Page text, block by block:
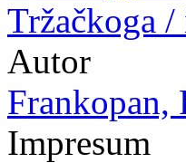
Tržačkoga
Autor
Frankopan,
Impresum